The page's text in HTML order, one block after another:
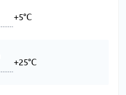
+5°C
+25°C